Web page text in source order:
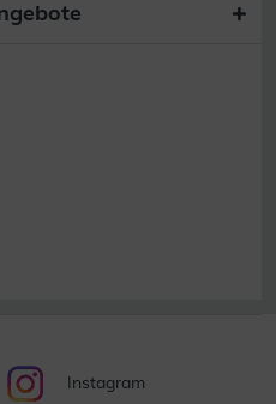
Instagram